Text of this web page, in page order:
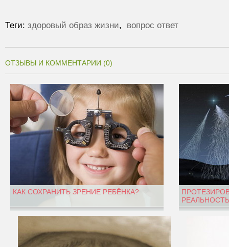
Теги: здоровый образ жизни, вопрос ответ
ОТЗЫВЫ И КОММЕНТАРИИ (0)
КАК СОХРАНИТЬ ЗРЕНИЕ РЕБЁНКА?